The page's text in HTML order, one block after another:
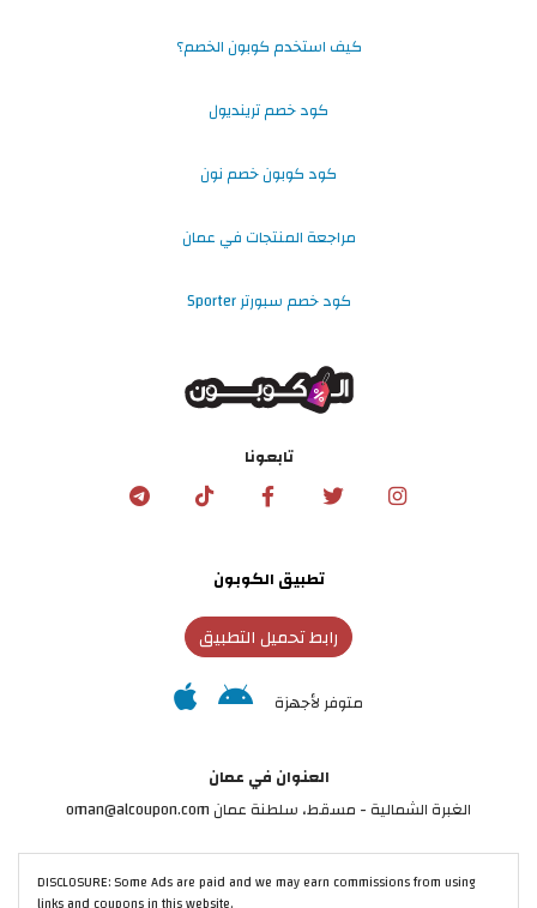
كيف استخدم كوبون الخصم؟
كود خصم ترينديول
كود كوبون خصم نون
مراجعة المنتجات في عمان
كود خصم سبورتر Sporter
تابعونا
تطبيق الكوبون
رابط تحميل التطبيق
متوفر لأجهزة
العنوان في عمان
الغبرة الشمالية - مسقط، سلطنة عمان oman@alcoupon.com
DISCLOSURE: Some Ads are paid and we may earn commissions from using